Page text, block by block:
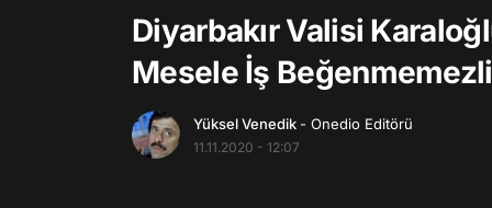
Diyarbakır Valisi
Mesele İş
Yüksel Venedik - Onedio Editörü
11.11.2020 - 12:07